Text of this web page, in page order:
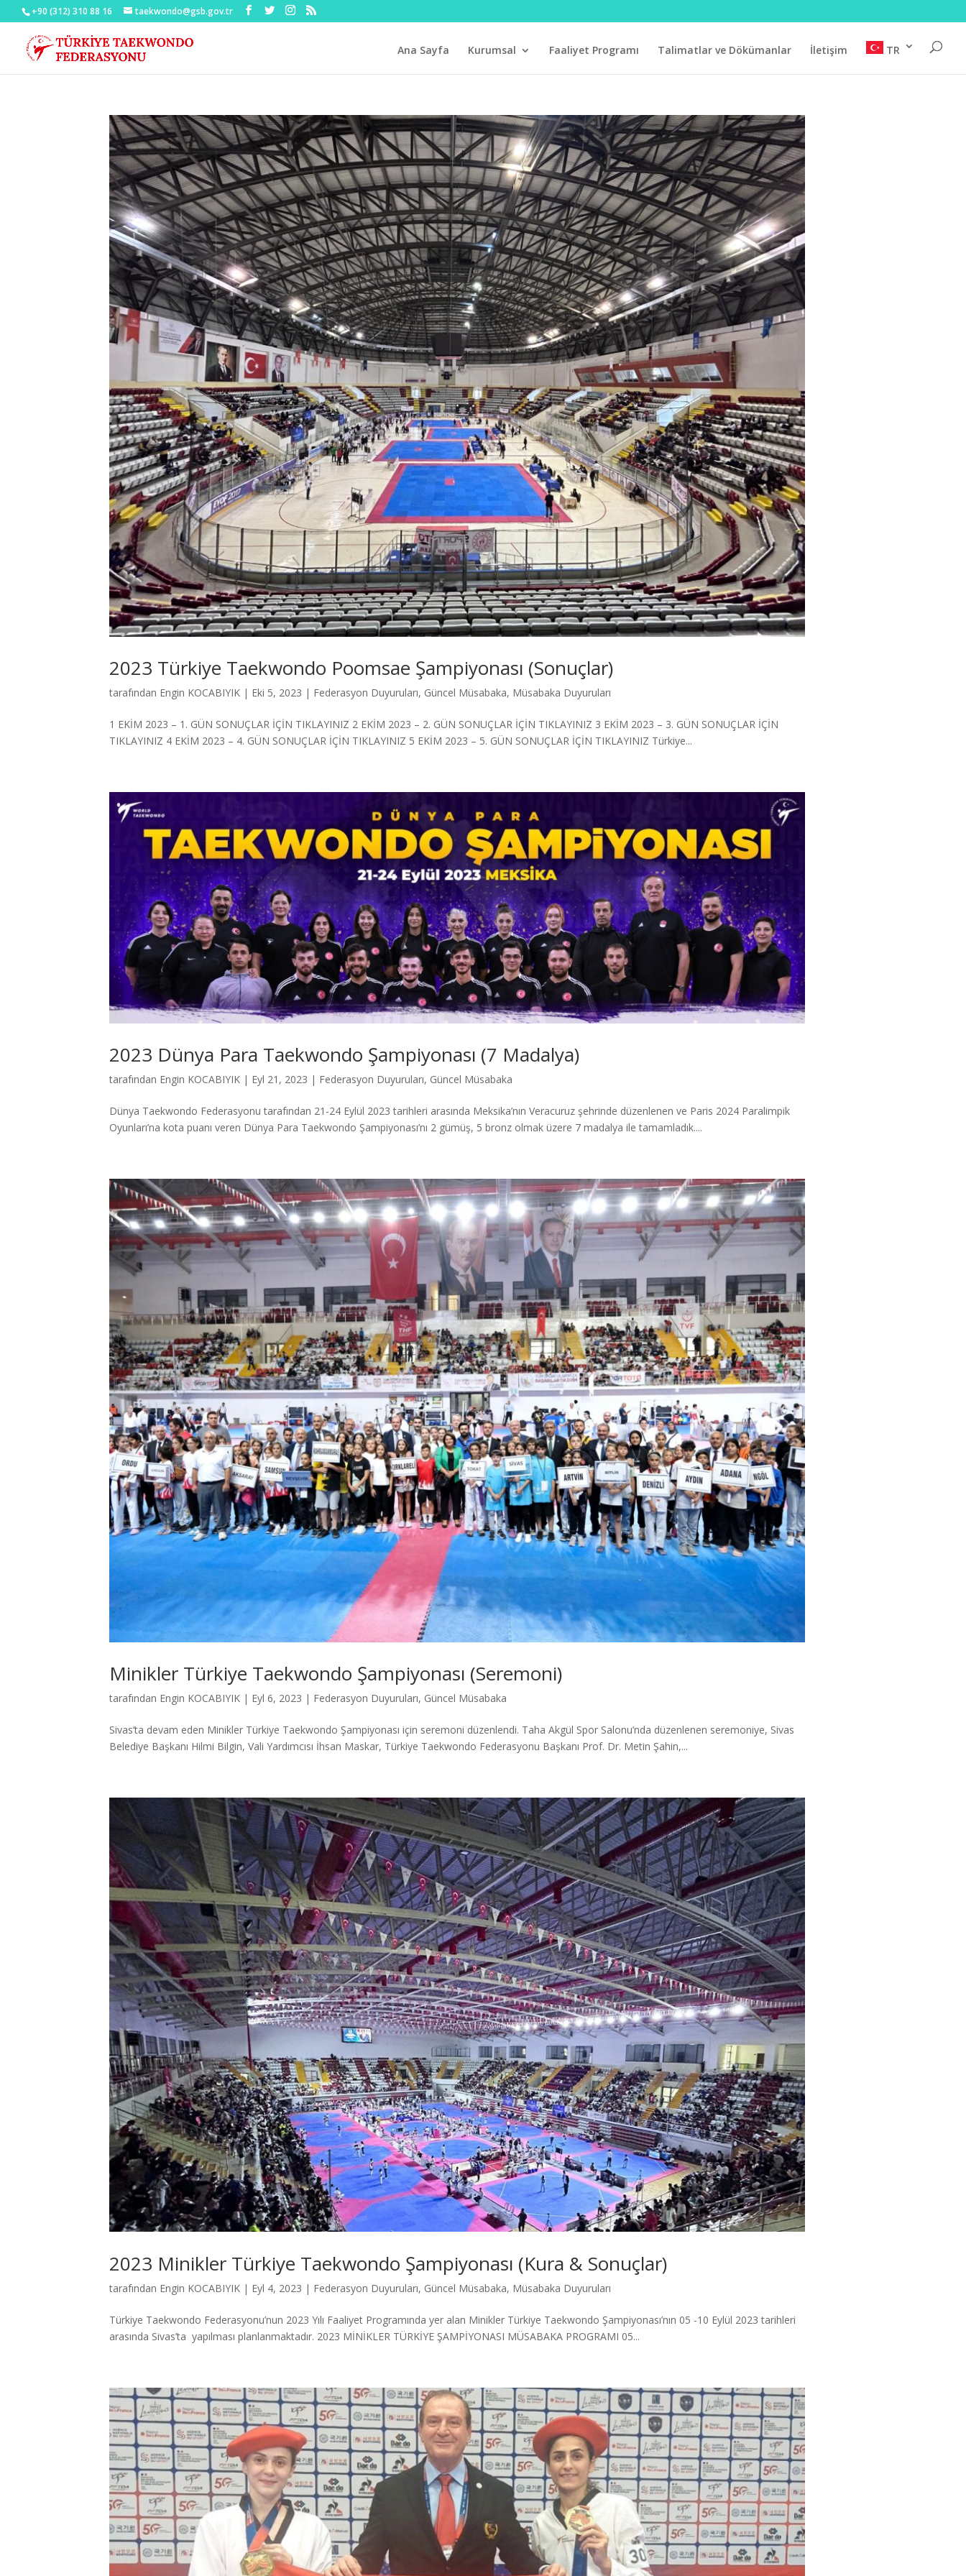
+90 (312) 310 88 16 taekwondo@gsb.gov.tr
Ana Sayfa Kurumsal Faaliyet Programı Talimatlar ve Dökümanlar İletişim TR
2023 Türkiye Taekwondo Poomsae Şampiyonası (Sonuçlar)
tarafından Engin KOCABIYIK | Eki 5, 2023 | Federasyon Duyuruları, Güncel Müsabaka, Müsabaka Duyuruları
1 EKİM 2023 – 1. GÜN SONUÇLAR İÇİN TIKLAYINIZ 2 EKİM 2023 – 2. GÜN SONUÇLAR İÇİN TIKLAYINIZ 3 EKİM 2023 – 3. GÜN SONUÇLAR İÇİN
TIKLAYINIZ 4 EKİM 2023 – 4. GÜN SONUÇLAR İÇİN TIKLAYINIZ 5 EKİM 2023 – 5. GÜN SONUÇLAR İÇİN TIKLAYINIZ Türkiye...
2023 Dünya Para Taekwondo Şampiyonası (7 Madalya)
tarafından Engin KOCABIYIK | Eyl 21, 2023 | Federasyon Duyuruları, Güncel Müsabaka
Dünya Taekwondo Federasyonu tarafından 21-24 Eylül 2023 tarihleri arasında Meksika’nın Veracuruz şehrinde düzenlenen ve Paris 2024 Paralimpik
Oyunları’na kota puanı veren Dünya Para Taekwondo Şampiyonası’nı 2 gümüş, 5 bronz olmak üzere 7 madalya ile tamamladık....
Minikler Türkiye Taekwondo Şampiyonası (Seremoni)
tarafından Engin KOCABIYIK | Eyl 6, 2023 | Federasyon Duyuruları, Güncel Müsabaka
Sivas’ta devam eden Minikler Türkiye Taekwondo Şampiyonası için seremoni düzenlendi. Taha Akgül Spor Salonu’nda düzenlenen seremoniye, Sivas
Belediye Başkanı Hilmi Bilgin, Vali Yardımcısı İhsan Maskar, Türkiye Taekwondo Federasyonu Başkanı Prof. Dr. Metin Şahin,...
2023 Minikler Türkiye Taekwondo Şampiyonası (Kura & Sonuçlar)
tarafından Engin KOCABIYIK | Eyl 4, 2023 | Federasyon Duyuruları, Güncel Müsabaka, Müsabaka Duyuruları
Türkiye Taekwondo Federasyonu’nun 2023 Yılı Faaliyet Programında yer alan Minikler Türkiye Taekwondo Şampiyonası’nın 05 -10 Eylül 2023 tarihleri
arasında Sivas’ta yapılması planlanmaktadır. 2023 MİNİKLER TÜRKİYE ŞAMPİYONASI MÜSABAKA PROGRAMI 05...